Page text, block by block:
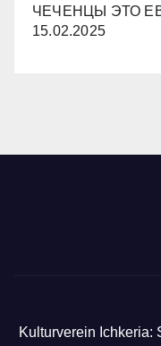
ЧЕЧЕНЦЫ ЭТО
15.02.2025
Kulturverein Ichkeria: